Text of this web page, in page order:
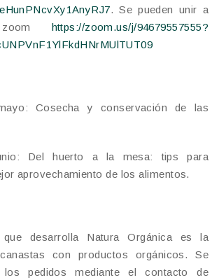
. Se pueden unir a
https://zoom.us/j/94679557555?
Cosecha y conservación de las
Del huerto a la mesa: tips para
aprovechamiento de los alimentos.
desarrolla Natura Orgánica es la
con productos orgánicos. Se
los pedidos mediante el contacto de